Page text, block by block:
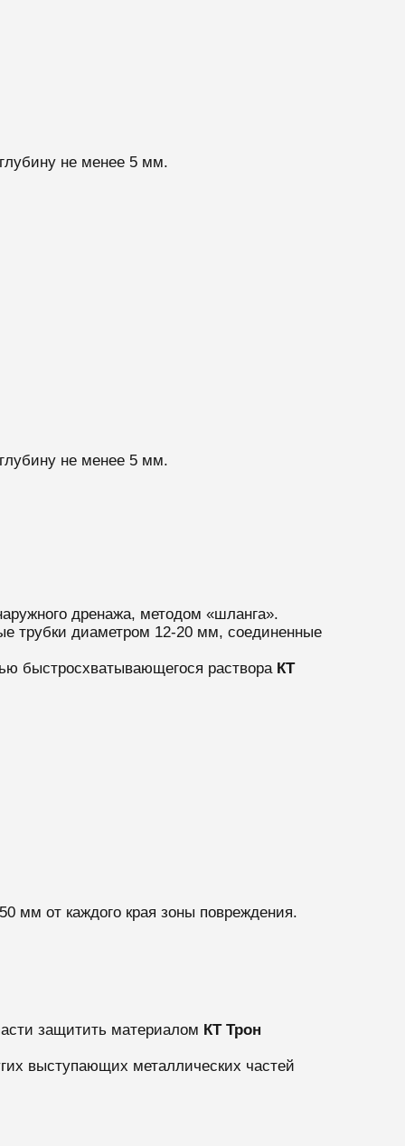
не менее 5 мм.
не менее 5 мм.
дренажа, методом «шланга».
трубки диаметром 12-20 мм, соединенные
быстросхватывающегося раствора КТ
мм от каждого края зоны повреждения.
защитить материалом КТ Трон
выступающих металлических частей